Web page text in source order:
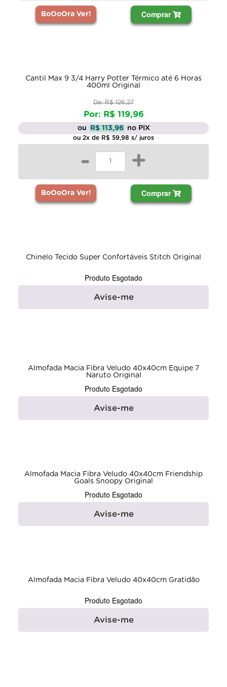
BoOoOra Ver! Comprar
Cantil Max 9 3/4 Harry Potter Térmico até 6 Horas
400ml Original
De: R$ 126,27
Por: R$ 119,96
ou R$ 113,96 no PIX
ou 2x de R$ 59,98 s/ juros
- +
BoOoOra Ver! Comprar
Chinelo Tecido Super Confortáveis Stitch Original
Produto Esgotado
Avise-me
Almofada Macia Fibra Veludo 40x40cm Equipe 7
Naruto Original
Produto Esgotado
Avise-me
Almofada Macia Fibra Veludo 40x40cm Friendship
Goals Snoopy Original
Produto Esgotado
Avise-me
Almofada Macia Fibra Veludo 40x40cm Gratidão
Produto Esgotado
Avise-me